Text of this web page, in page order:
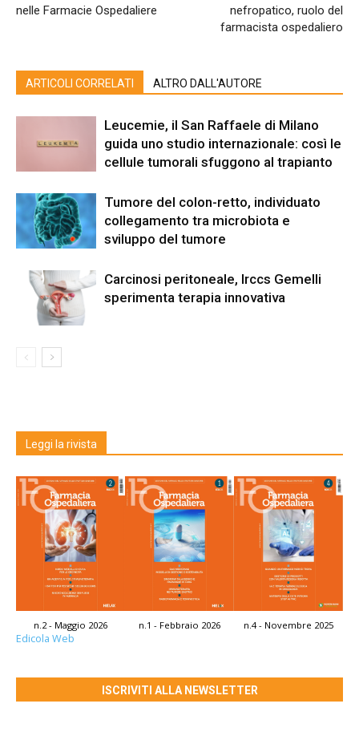
nelle Farmacie Ospedaliere
nefropatico, ruolo del
farmacista ospedaliero
ARTICOLI CORRELATI ALTRO DALL'AUTORE
Leucemie, il San Raffaele di Milano
guida uno studio internazionale: così le
cellule tumorali sfuggono al trapianto
Tumore del colon-retto, individuato
collegamento tra microbiota e
sviluppo del tumore
Carcinosi peritoneale, Irccs Gemelli
sperimenta terapia innovativa
Leggi la rivista
n.2 - Maggio 2026 n.1 - Febbraio 2026 n.4 - Novembre 2025
Edicola Web
ISCRIVITI ALLA NEWSLETTER